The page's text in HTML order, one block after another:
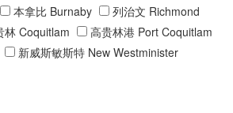
本拿比 Burnaby
列治文 Richmond
林 Coquitlam
高贵林港 Port Coquitlam
新威斯敏斯特 New Westminister